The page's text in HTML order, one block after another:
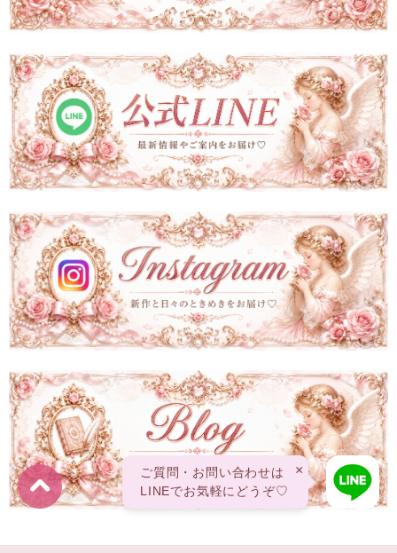
ご質問・お問い合わせは
LINEでお気軽にどうぞ♡
×